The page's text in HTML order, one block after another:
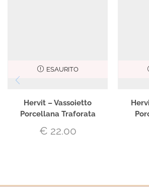
ESAURITO
Hervit – Vassoietto
Porcellana Traforata
€ 22.00